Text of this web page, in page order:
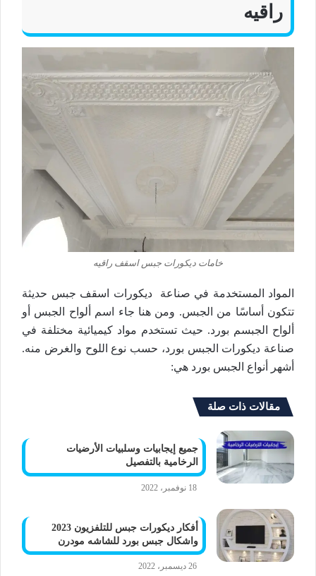
راقيه
خامات ديكورات جبس اسقف راقيه
المواد المستخدمة في صناعة ديكورات اسقف جبس حديثة
تتكون أساسًا من الجبس. ومن هنا جاء اسم ألواح الجبس أو
ألواح الجبسم بورد. حيث تستخدم مواد كيميائية مختلفة في
صناعة ديكورات الجبس بورد، حسب نوع اللوح والغرض منه.
أشهر أنواع الجبس بورد هي:
مقالات ذات صلة
جميع إيجابيات وسلبيات الأرضيات
الرخامية بالتفصيل
18 نوفمبر، 2022
أفكار ديكورات جبس للتلفزيون 2023
واشكال جبس بورد للشاشه مودرن
26 ديسمبر، 2022